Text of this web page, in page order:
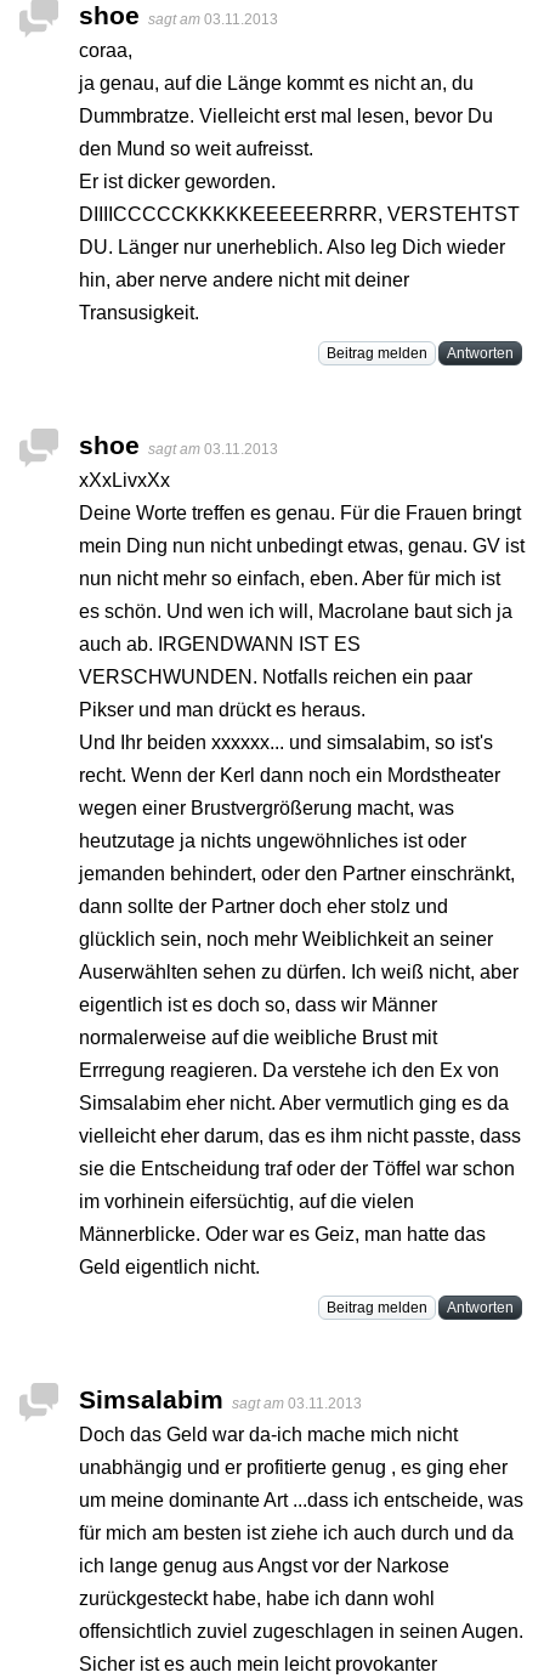
shoe sagt am 03.11.2013
coraa,
ja genau, auf die Länge kommt es nicht an, du
Dummbratze. Vielleicht erst mal lesen, bevor Du
den Mund so weit aufreisst.
Er ist dicker geworden.
DIIIICCCCCKKKKKEEEEERRRR, VERSTEHTST
DU. Länger nur unerheblich. Also leg Dich wieder
hin, aber nerve andere nicht mit deiner
Transusigkeit.
Beitrag melden Antworten
shoe sagt am 03.11.2013
xXxLivxXx
Deine Worte treffen es genau. Für die Frauen bringt
mein Ding nun nicht unbedingt etwas, genau. GV ist
nun nicht mehr so einfach, eben. Aber für mich ist
es schön. Und wen ich will, Macrolane baut sich ja
auch ab. IRGENDWANN IST ES
VERSCHWUNDEN. Notfalls reichen ein paar
Pikser und man drückt es heraus.
Und Ihr beiden xxxxxx... und simsalabim, so ist's
recht. Wenn der Kerl dann noch ein Mordstheater
wegen einer Brustvergrößerung macht, was
heutzutage ja nichts ungewöhnliches ist oder
jemanden behindert, oder den Partner einschränkt,
dann sollte der Partner doch eher stolz und
glücklich sein, noch mehr Weiblichkeit an seiner
Auserwählten sehen zu dürfen. Ich weiß nicht, aber
eigentlich ist es doch so, dass wir Männer
normalerweise auf die weibliche Brust mit
Errregung reagieren. Da verstehe ich den Ex von
Simsalabim eher nicht. Aber vermutlich ging es da
vielleicht eher darum, das es ihm nicht passte, dass
sie die Entscheidung traf oder der Töffel war schon
im vorhinein eifersüchtig, auf die vielen
Männerblicke. Oder war es Geiz, man hatte das
Geld eigentlich nicht.
Beitrag melden Antworten
Simsalabim sagt am 03.11.2013
Doch das Geld war da-ich mache mich nicht
unabhängig und er profitierte genug , es ging eher
um meine dominante Art ...dass ich entscheide, was
für mich am besten ist ziehe ich auch durch und da
ich lange genug aus Angst vor der Narkose
zurückgesteckt habe, habe ich dann wohl
offensichtlich zuviel zugeschlagen in seinen Augen.
Sicher ist es auch mein leicht provokanter